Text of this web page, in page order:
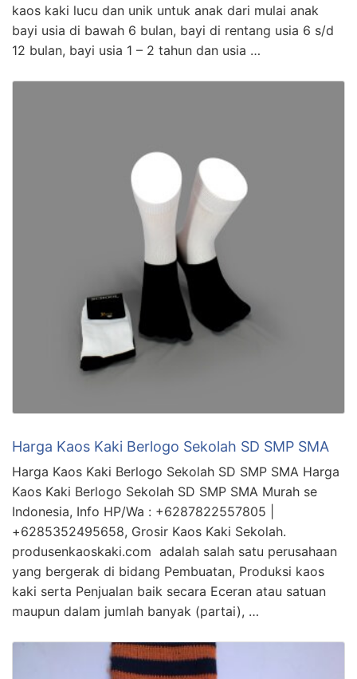
kaos kaki lucu dan unik untuk anak dari mulai anak
bayi usia di bawah 6 bulan, bayi di rentang usia 6 s/d
12 bulan, bayi usia 1 – 2 tahun dan usia …
Harga Kaos Kaki Berlogo Sekolah SD SMP SMA
Harga Kaos Kaki Berlogo Sekolah SD SMP SMA Harga
Kaos Kaki Berlogo Sekolah SD SMP SMA Murah se
Indonesia, Info HP/Wa : +6287822557805 |
+6285352495658, Grosir Kaos Kaki Sekolah.
produsenkaoskaki.com adalah salah satu perusahaan
yang bergerak di bidang Pembuatan, Produksi kaos
kaki serta Penjualan baik secara Eceran atau satuan
maupun dalam jumlah banyak (partai), …